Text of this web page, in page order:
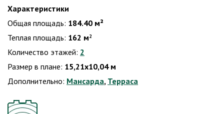
Характеристики
Общая площадь: 184.40 м²
Теплая площадь: 162 м2
Количество этажей: 2
Размер в плане: 15,21х10,04 м
Дополнительно: Мансарда, Терраса